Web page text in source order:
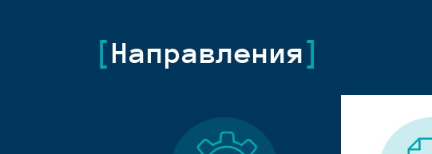
Направления